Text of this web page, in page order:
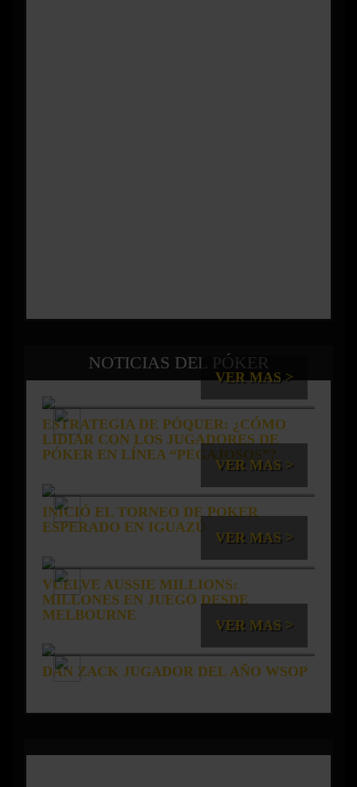
NOTICIAS DEL PÓKER
VER MAS >
ESTRATEGIA DE PÓQUER: ¿CÓMO
LIDIAR CON LOS JUGADORES DE
PÓKER EN LÍNEA “PEGAJOSOS”?
VER MAS >
INICIÓ EL TORNEO DE POKER
ESPERADO EN IGUAZÚ
VER MAS >
VUELVE AUSSIE MILLIONS:
MILLONES EN JUEGO DESDE
MELBOURNE
VER MAS >
DAN ZACK JUGADOR DEL AÑO WSOP